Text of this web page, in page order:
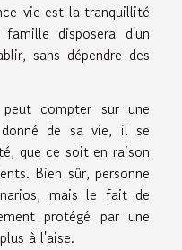
vie est la tranquillité
disposera d'un
sans dépendre des
compter sur une
de sa vie, il se
que ce soit en raison
Bien sûr, personne
mais le fait de
protégé par une
à l'aise.